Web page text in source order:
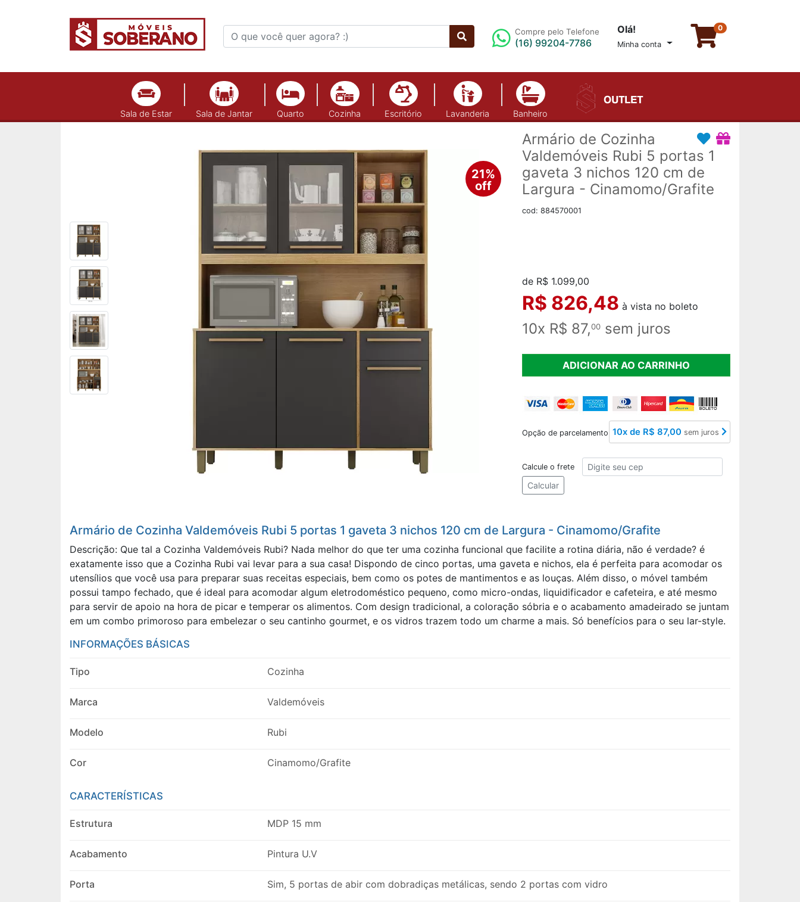
Compre pelo Telefone
(16) 99204-7786
Olá!
Minha conta
0
Sala de Estar Sala de Jantar Quarto Cozinha Escritório Lavanderia Banheiro
21%
off
Armário de Cozinha
Valdemóveis Rubi 5 portas 1
gaveta 3 nichos 120 cm de
Largura - Cinamomo/Grafite
cod: 884570001
de R$ 1.099,00
R$ 826,48 à vista no boleto
10x R$ 87,00 sem juros
ADICIONAR AO CARRINHO
Opção de parcelamento 10x de R$ 87,00 sem juros
Calcule o freteCEP
Calcular
Armário de Cozinha Valdemóveis Rubi 5 portas 1 gaveta 3 nichos 120 cm de Largura - Cinamomo/Grafite
Descrição: Que tal a Cozinha Valdemóveis Rubi? Nada melhor do que ter uma cozinha funcional que facilite a rotina diária, não é verdade? é
exatamente isso que a Cozinha Rubi vai levar para a sua casa! Dispondo de cinco portas, uma gaveta e nichos, ela é perfeita para acomodar os
utensílios que você usa para preparar suas receitas especiais, bem como os potes de mantimentos e as louças. Além disso, o móvel também
possui tampo fechado, que é ideal para acomodar algum eletrodoméstico pequeno, como micro-ondas, liquidificador e cafeteira, e até mesmo
para servir de apoio na hora de picar e temperar os alimentos. Com design tradicional, a coloração sóbria e o acabamento amadeirado se juntam
em um combo primoroso para embelezar o seu cantinho gourmet, e os vidros trazem todo um charme a mais. Só benefícios para o seu lar-style.
INFORMAÇÕES BÁSICAS
Tipo Cozinha
Marca Valdemóveis
Modelo Rubi
Cor Cinamomo/Grafite
CARACTERÍSTICAS
Estrutura MDP 15 mm
Acabamento Pintura U.V
Porta Sim, 5 portas de abir com dobradiças metálicas, sendo 2 portas com vidro